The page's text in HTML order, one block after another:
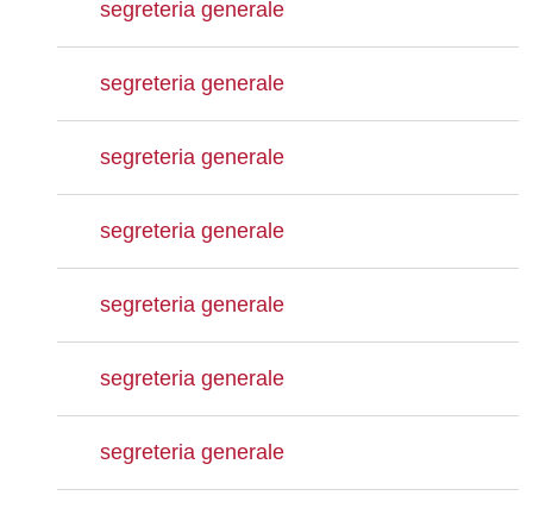
segreteria generale
segreteria generale
segreteria generale
segreteria generale
segreteria generale
segreteria generale
segreteria generale